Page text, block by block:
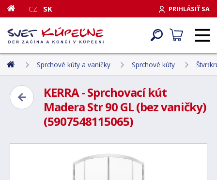
PRIHLÁSIŤ SA
CZ SK
Sprchové kúty a vaničky Sprchové kúty
KERRA - Sprchovací kút
Madera Str 90 GL (bez vaničky)
(5907548115065)